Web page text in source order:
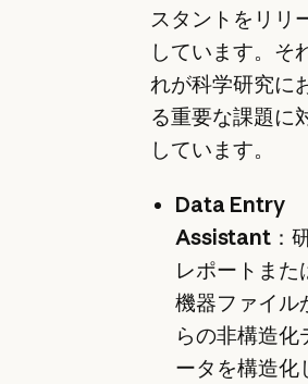
スタントをリリ
しています。そ
れが科学研究に
る重要な課題に
しています。
Data Entry
Assistant：
レポートまた
機器ファイル
らの非構造化
ータを構造化